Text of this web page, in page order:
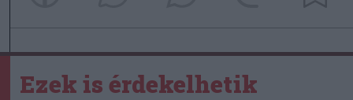
Ezek is érdekelhetik